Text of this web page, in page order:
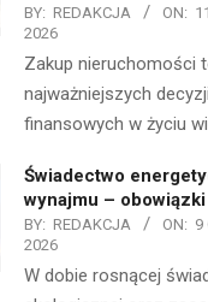
BY: REDAKCJA ON:
2026
Zakup nieruchomości
najważniejszych decyzji
finansowych w życiu
Świadectwo
wynajmu –
BY: REDAKCJA ON: 9
2026
W dobie rosnącej